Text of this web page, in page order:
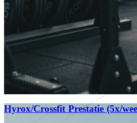
Hyrox/Crossfit Prestatie (5x/